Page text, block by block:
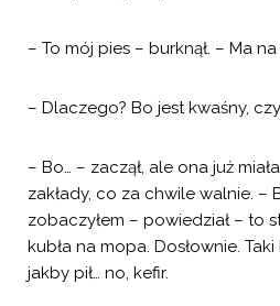
– To mój pies – burknął. – Ma na
– Dlaczego? Bo jest kwaśny,
– Bo… – zaczął, ale ona już
zakłady, co za chwile walnie. –
zobaczyłem – powiedział – to
kubła na mopa. Dosłownie. Taki
jakby pił… no, kefir.